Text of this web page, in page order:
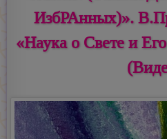
ИзбРАнных)».
«Наука о Свете и